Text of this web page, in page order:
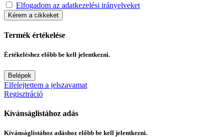
Elfogadom az adatkezelési irányelveket
Kérem a cikkeket
Termék értékelése
Értékeléshez előbb be kell jelentkezni.
Belépek
Elfelejtettem a jelszavamat
Regisztráció
Kívánságlistához adás
Kívánságlistához adáshoz előbb be kell jelentkezni.